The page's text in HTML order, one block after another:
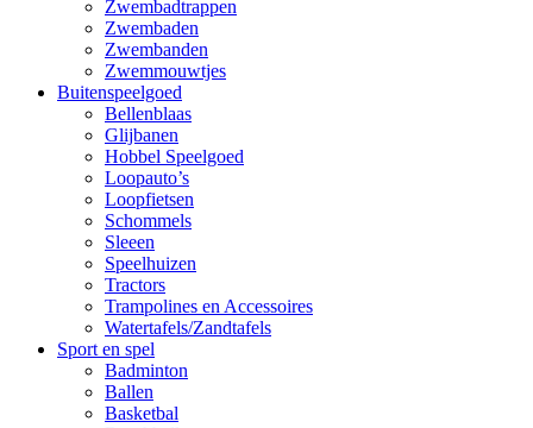
Zwembadtrappen
Zwembaden
Zwembanden
Zwemmouwtjes
Buitenspeelgoed
Bellenblaas
Glijbanen
Hobbel Speelgoed
Loopauto’s
Loopfietsen
Schommels
Sleeen
Speelhuizen
Tractors
Trampolines en Accessoires
Watertafels/Zandtafels
Sport en spel
Badminton
Ballen
Basketbal